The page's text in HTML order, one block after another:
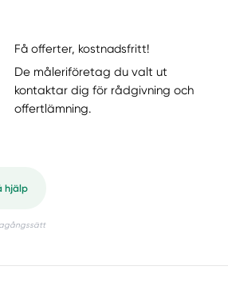
Få offerter, kostnadsfritt!
De måleriföretag du valt ut
kontaktar dig för rådgivning och
offertlämning.